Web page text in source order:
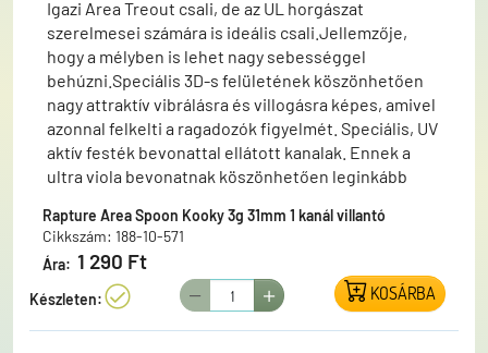
Igazi Area Treout csali, de az UL horgászat
szerelmesei számára is ideális csali.Jellemzője,
hogy a mélyben is lehet nagy sebességgel
behúzni.Speciális 3D-s felületének köszönhetően
nagy attraktív vibrálásra és villogásra képes, amivel
azonnal felkelti a ragadozók figyelmét. Speciális, UV
aktív festék bevonattal ellátott kanalak. Ennek a
ultra viola bevonatnak köszönhetően leginkább
látják a halak a csábító színeket.A szériára széles,
versenyzők által javasolt színválaszték jellemző.A
csomag tartalma: 1 db villantó, 1 db egyágú szakáll
nélküli horoggal szerelve (10130) 1 db egyágú,
Rapture Area Spoon Kooky 3g 31mm 1 kanál villantó
Cikkszám: 188-10-571
Ára: 1 290 Ft
Készleten: KOSÁRBA